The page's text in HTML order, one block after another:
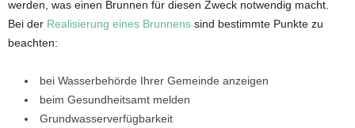
werden, was einen Brunnen für diesen Zweck notwendig macht.
Bei der Realisierung eines Brunnens sind bestimmte Punkte zu
beachten:
bei Wasserbehörde Ihrer Gemeinde anzeigen
beim Gesundheitsamt melden
Grundwasserverfügbarkeit